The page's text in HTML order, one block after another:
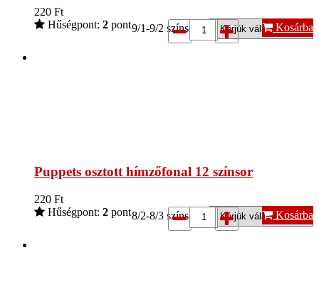
220 Ft
Hűségpont: 2 pont9/1-9/2 színsor*: Kosárba
Puppets osztott hímzőfonal 12 színsor
220 Ft
Hűségpont: 2 pont8/2-8/3 színsor*: Kosárba